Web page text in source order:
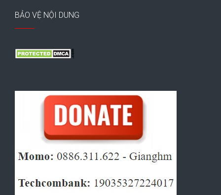
BẢO VỆ NỘI DUNG